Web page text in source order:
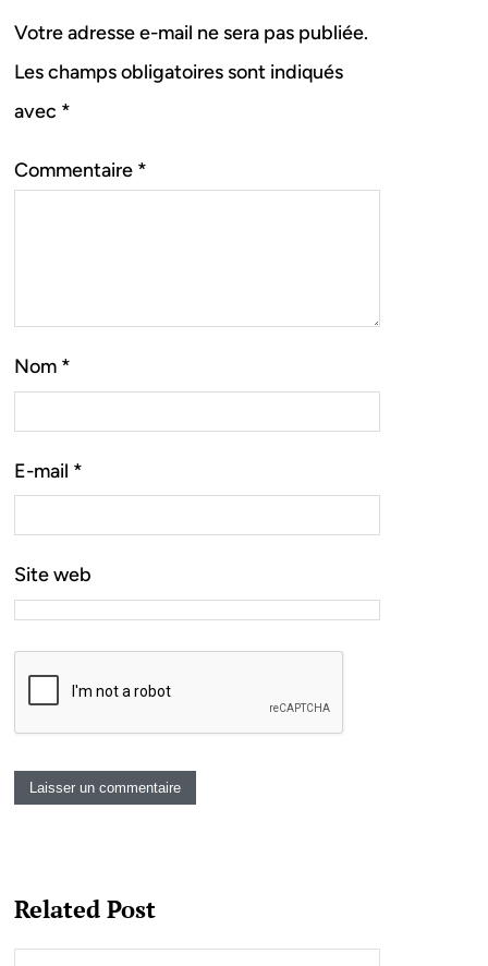
Votre adresse e-mail ne sera pas publiée.
Les champs obligatoires sont indiqués
avec *
Commentaire *
Nom *
E-mail *
Site web
Related Post